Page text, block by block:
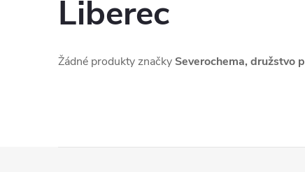
Liberec
Žádné produkty značky Severochema, družstvo